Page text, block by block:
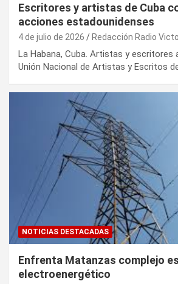
Escritores y artistas de Cuba
acciones estadounidenses
4 de julio de 2026 Redacción Radio
La Habana, Cuba. Artistas y escritores
Unión Nacional de Artistas y Escritos
NOTICIAS DESTACADAS
Enfrenta Matanzas complejo
electroenergético